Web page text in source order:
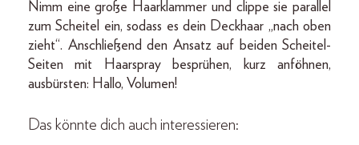
Nimm eine große Haarklammer und clippe sie parallel
zum Scheitel ein, sodass es dein Deckhaar „nach oben
zieht“. Anschließend den Ansatz auf beiden Scheitel-
Seiten mit Haarspray besprühen, kurz anföhnen,
ausbürsten: Hallo, Volumen!
Das könnte dich auch interessieren: